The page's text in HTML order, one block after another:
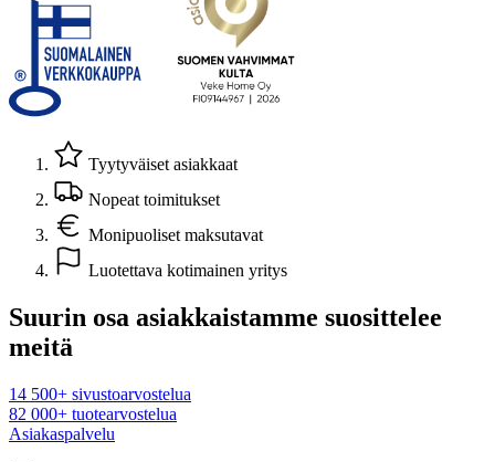
Tyytyväiset asiakkaat
Nopeat toimitukset
Monipuoliset maksutavat
Luotettava kotimainen yritys
Suurin osa asiakkaistamme suosittelee
meitä
14 500+ sivustoarvostelua
82 000+ tuotearvostelua
Asiakaspalvelu